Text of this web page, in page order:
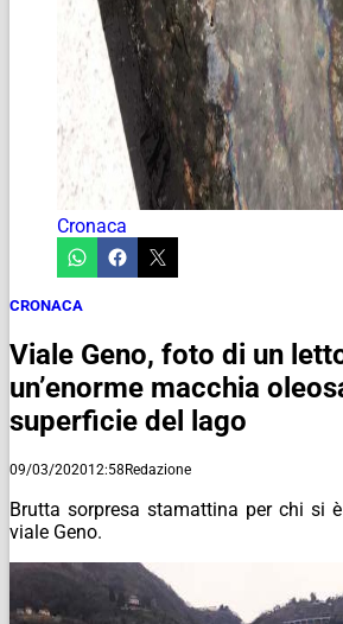
Cronaca
CRONACA
Viale Geno, foto di un
un’enorme macchia
superficie del lago
09/03/202012:58Redazione
Brutta sorpresa stamattina per chi si
viale Geno.